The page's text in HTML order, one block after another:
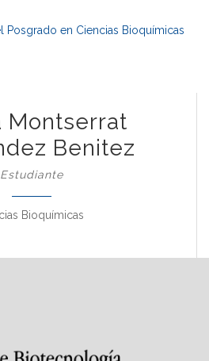
Posgrado en Ciencias Bioquímicas
Montserrat
Benitez
Estudiante
Bioquímicas